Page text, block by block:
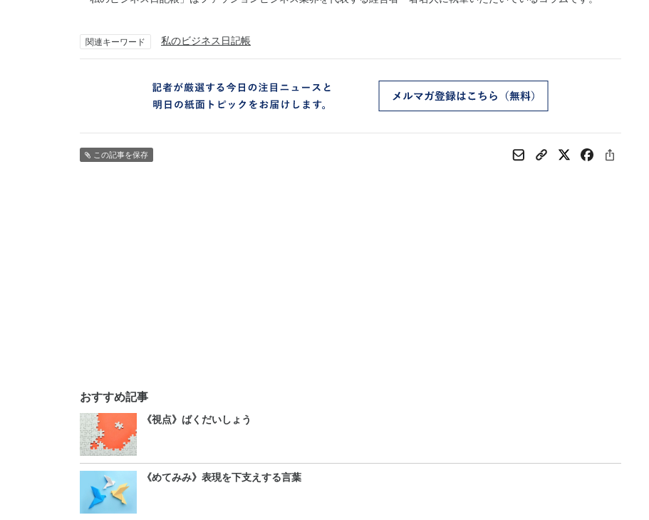
関連キーワード 私のビジネス日記帳
この記事を保存
おすすめ記事
《視点》ばくだいしょう
《めてみみ》表現を下支えする言葉